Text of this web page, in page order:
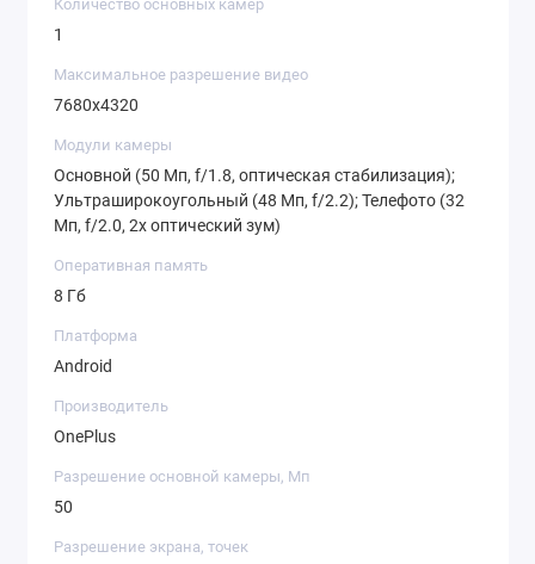
Количество основных камер
1
Максимальное разрешение видео
7680x4320
Модули камеры
Основной (50 Мп, f/1.8, оптическая стабилизация);
Ультраширокоугольный (48 Мп, f/2.2); Телефото (32
Мп, f/2.0, 2x оптический зум)
Оперативная память
8 Гб
Платформа
Android
Производитель
OnePlus
Разрешение основной камеры, Мп
50
Разрешение экрана, точек